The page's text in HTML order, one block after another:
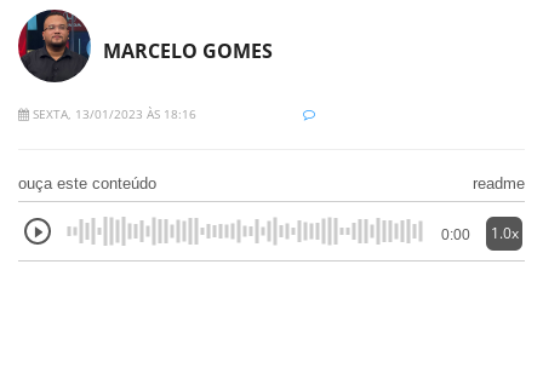
MARCELO GOMES
SEXTA, 13/01/2023 ÀS 18:16
ouça este conteúdo readme
0:00 1.0x